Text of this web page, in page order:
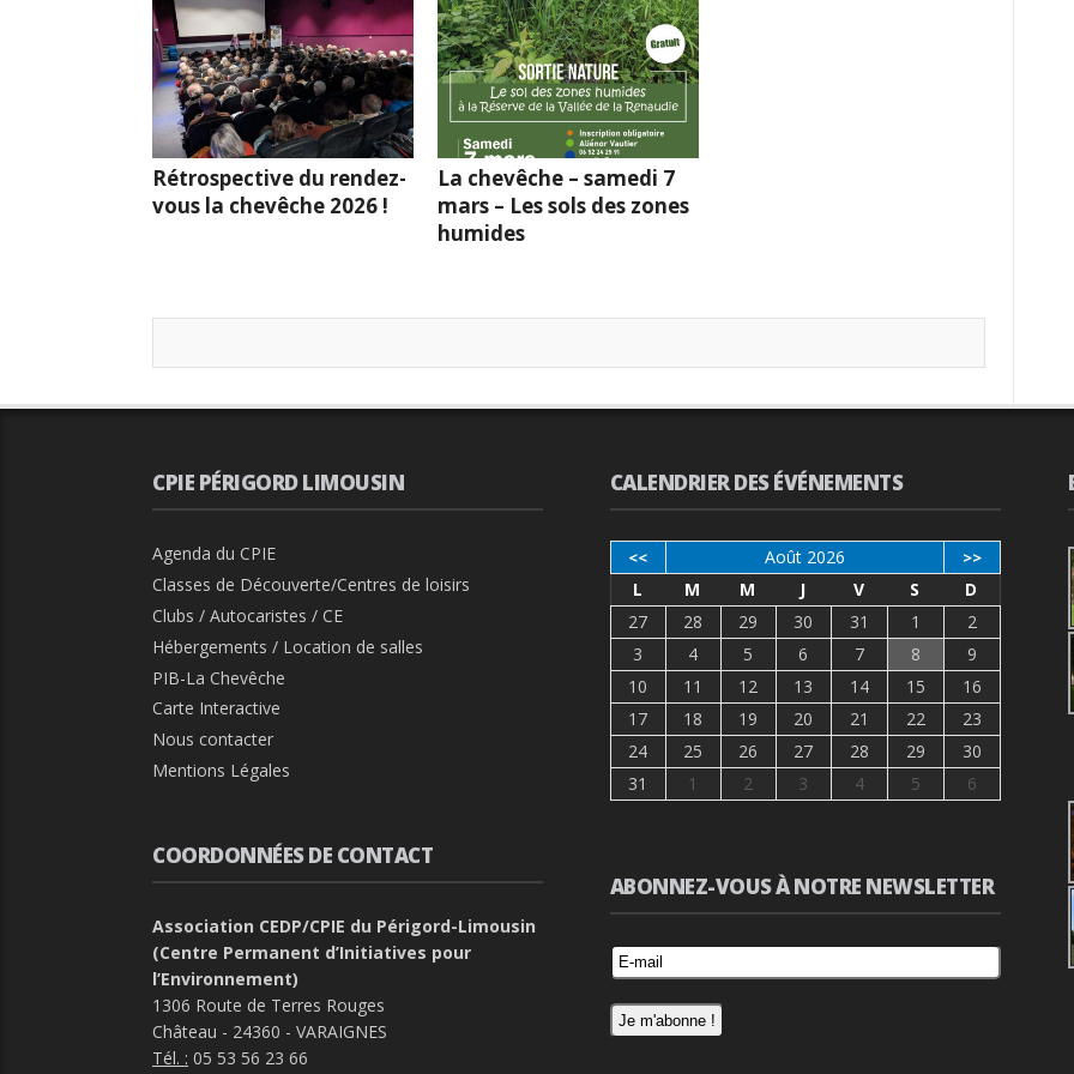
Rétrospective du rendez-
vous la chevêche 2026 !
La chevêche – samedi 7
mars – Les sols des zones
humides
CPIE PÉRIGORD LIMOUSIN
Agenda du CPIE
Classes de Découverte/Centres de loisirs
Clubs / Autocaristes / CE
Hébergements / Location de salles
PIB-La Chevêche
Carte Interactive
Nous contacter
Mentions Légales
COORDONNÉES DE CONTACT
Association CEDP/CPIE du Périgord-Limousin
(Centre Permanent d’Initiatives pour
l’Environnement)
1306 Route de Terres Rouges
Château - 24360 - VARAIGNES
Tél. : 05 53 56 23 66
CALENDRIER DES ÉVÉNEMENTS
<< Août 2026 >>
L M M J V S
D
27
28 29 30 31 1
2
3
4 5 6 7 8
9
10
11 12 13 14 15
16
17
18 19 20 21 22
23
24
25 26 27 28 29
30
31
1 2 3 4 5 6
ABONNEZ-VOUS À NOTRE NEWSLETTER